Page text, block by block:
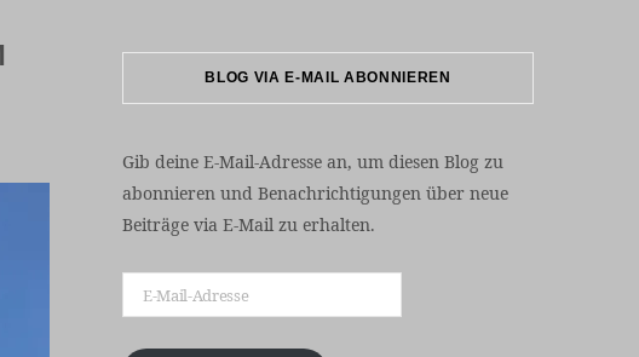
BLOG VIA E-MAIL ABONNIEREN
Gib deine E-Mail-Adresse an, um diesen Blog zu
abonnieren und Benachrichtigungen über neue
Beiträge via E-Mail zu erhalten.
Mail-
Adresse